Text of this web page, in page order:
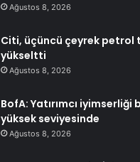
Ağustos 8, 2026
Citi, üçüncü çeyrek petrol
yükseltti
Ağustos 8, 2026
BofA: Yatırımcı iyimserliği
yüksek seviyesinde
Ağustos 8, 2026